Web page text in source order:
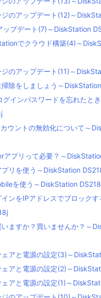
のアップデート(12)～
ップデート(7)～DiskStation
でクラウド構築(4)～
のアップデート(11)～
掃除をしましょう～
グインパスワードを忘れたと
ウントの無効化について～
アプリって必要？～
プリを使う～DiskStation
を使う～DiskStation
ンをIPアドレスでブロック
いますか？買いませんか？～
ェアと電源の設定(3)～
アと電源の設定(2)～
アと電源の設定(1)～